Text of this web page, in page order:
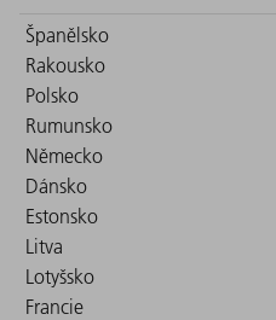
Španělsko
Rakousko
Polsko
Rumunsko
Německo
Dánsko
Estonsko
Litva
Lotyšsko
Francie